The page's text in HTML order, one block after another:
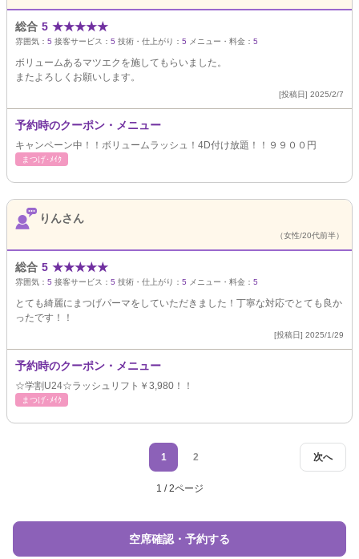
総合 5 ★★★★★
雰囲気： 5 接客サービス： 5 技術・仕上がり： 5 メニュー・料金： 5
ボリュームあるマツエクを施してもらいました。
またよろしくお願いします。
[投稿日] 2025/2/7
予約時のクーポン・メニュー
キャンペーン中！！ボリュームラッシュ！4D付け放題！！９９００円
まつげ･ﾒｲｸ
りんさん
（女性/20代前半）
総合 5 ★★★★★
雰囲気： 5 接客サービス： 5 技術・仕上がり： 5 メニュー・料金： 5
とても綺麗にまつげパーマをしていただきました！丁寧な対応でとても良か
ったです！！
[投稿日] 2025/1/29
予約時のクーポン・メニュー
☆学割U24☆ラッシュリフト￥3,980！！
まつげ･ﾒｲｸ
次へ
1 2
1 / 2ページ
空席確認・予約する